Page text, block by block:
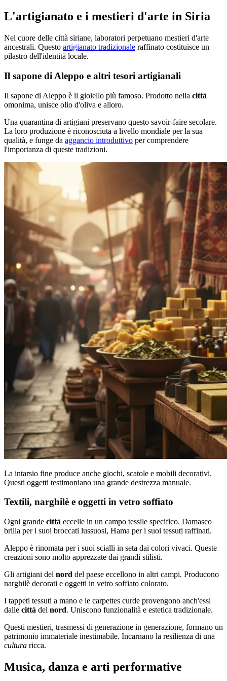
L'artigianato e i mestieri d'arte in Siria
Nel cuore delle città siriane, laboratori perpetuano mestieri d'arte
ancestrali. Questo artigianato tradizionale raffinato costituisce un
pilastro dell'identità locale.
Il sapone di Aleppo e altri tesori artigianali
Il sapone di Aleppo è il gioiello più famoso. Prodotto nella città
omonima, unisce olio d'oliva e alloro.
Una quarantina di artigiani preservano questo savoir-faire secolare.
La loro produzione è riconosciuta a livello mondiale per la sua
qualità, e funge da aggancio introduttivo per comprendere
l'importanza di queste tradizioni.
La intarsio fine produce anche giochi, scatole e mobili decorativi.
Questi oggetti testimoniano una grande destrezza manuale.
Textili, narghilè e oggetti in vetro soffiato
Ogni grande città eccelle in un campo tessile specifico. Damasco
brilla per i suoi broccati lussuosi, Hama per i suoi tessuti raffinati.
Aleppo è rinomata per i suoi scialli in seta dai colori vivaci. Queste
creazioni sono molto apprezzate dai grandi stilisti.
Gli artigiani del nord del paese eccellono in altri campi. Producono
narghilè decorati e oggetti in vetro soffiato colorato.
I tappeti tessuti a mano e le carpettes curde provengono anch'essi
dalle città del nord. Uniscono funzionalità e estetica tradizionale.
Questi mestieri, trasmessi di generazione in generazione, formano un
patrimonio immateriale inestimabile. Incarnano la resilienza di una
cultura ricca.
Musica, danza e arti performative